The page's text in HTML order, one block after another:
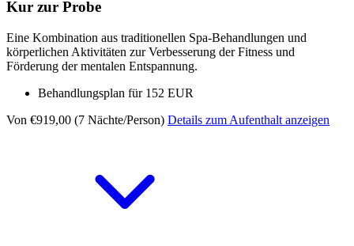
Kur zur Probe
Eine Kombination aus traditionellen Spa-Behandlungen und
körperlichen Aktivitäten zur Verbesserung der Fitness und
Förderung der mentalen Entspannung.
Behandlungsplan für 152 EUR
Von €919,00 (7 Nächte/Person) Details zum Aufenthalt anzeigen